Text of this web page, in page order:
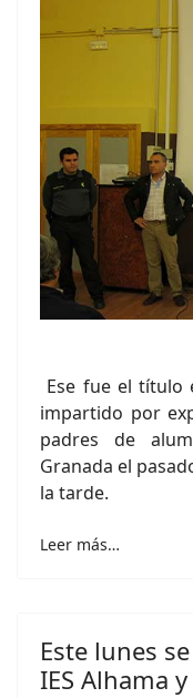
Ese fue el título
impartido por
padres de
Granada el
la tarde.
Leer más…
Este lunes
IES Alhama